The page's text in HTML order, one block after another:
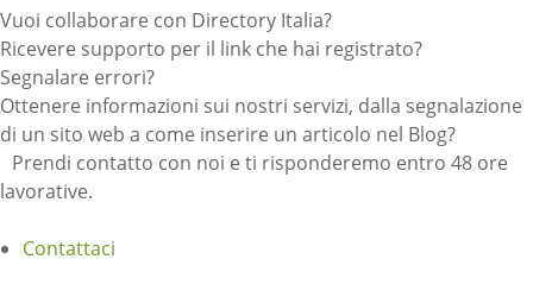
Vuoi collaborare con Directory Italia?
Ricevere supporto per il link che hai registrato?
Segnalare errori?
Ottenere informazioni sui nostri servizi, dalla segnalazione
di un sito web a come inserire un articolo nel Blog?
Prendi contatto con noi e ti risponderemo entro 48 ore
lavorative.
Contattaci